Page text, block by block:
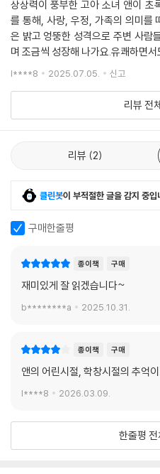
상상력이 풍부한 고아 소녀 앤이 초
를 통해, 사랑, 우정, 가족의 의미를
은 밝고 엉뚱한 성격으로 주변 사람
며 조금씩 성장해 나가요.유쾌하면
부하고 섬세하며, 자연과 감정을 표
l****8 2025.07.05. 신고
리뷰 전
리뷰 2
클린봇이 부적절한 글을 감지 중입
구매한줄평
종이책 구매
재미있게 잘 읽겠습니다~
b********a 2025.10.31.
종이책 구매
앤의 어린시절, 학창시절의 추억
l****8 2026.03.09.
한줄평 전